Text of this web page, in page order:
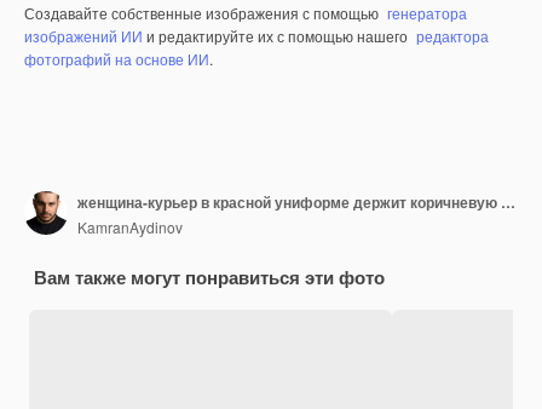
Создавайте собственные изображения с помощью генератора
изображений ИИ и редактируйте их с помощью нашего редактора
фотографий на основе ИИ.
женщина-курьер в красной униформе держит коричневую коробку с едой на розовой, униформенной службе доставки работника
KamranAydinov
Вам также могут понравиться эти фото